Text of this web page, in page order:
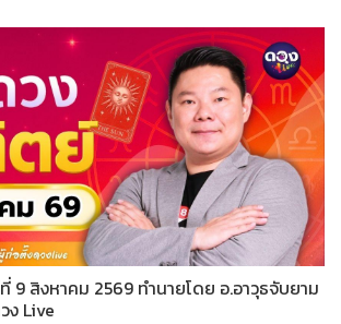
9 สิงหาคม 2569 ทำนายโดย อ.อาวุธจับยาม
ง Live